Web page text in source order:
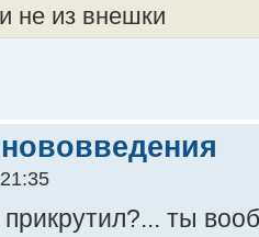
не из внешки
ты